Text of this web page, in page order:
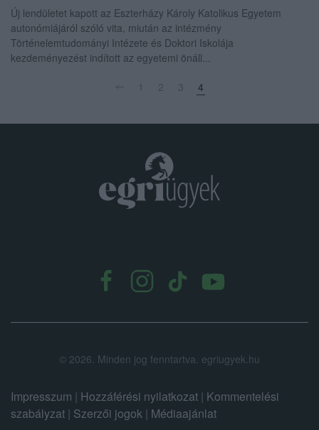
Új lendületet kapott az Eszterházy Károly Katolikus Egyetem
autonómiájáról szóló vita, miután az intézmény
Történelemtudományi Intézete és Doktori Iskolája
kezdeményezést indított az egyetemi önáll...
2 3 4
© 2026. Minden jog fenntartva. egriugyek.hu
Impresszum | Hozzáférési nyilatkozat | Kommentelési
szabályzat | Szerzői jogok | Médiaajánlat